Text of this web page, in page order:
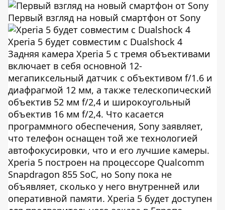
Первый взгляд на новый смартфон от Sony
Xperia 5 будет совместим с Dualshock 4
Задняя камера Xperia 5 с тремя объективами
включает в себя основной 12-
мегапиксельный датчик с объективом f/1.6 и
диафрагмой 12 мм, а также телескопический
объектив 52 мм f/2,4 и широкоугольный
объектив 16 мм f/2,4. Что касается
программного обеспечения, Sony заявляет,
что телефон оснащен той же технологией
автофокусировки, что и его лучшие камеры.
Xperia 5 построен на процессоре Qualcomm
Snapdragon 855 SoC, но Sony пока не
объявляет, сколько у него внутренней или
оперативной памяти. Xperia 5 будет доступен